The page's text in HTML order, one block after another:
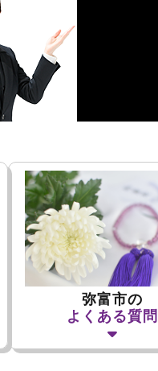
弥富市の
よくある質問